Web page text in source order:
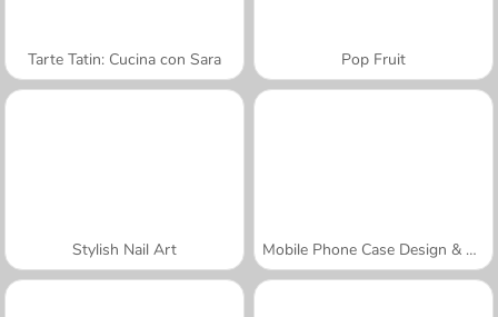
Tarte Tatin: Cucina con Sara Pop Fruit
Stylish Nail Art Mobile Phone Case Design & DIY